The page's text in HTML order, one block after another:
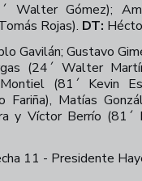
Walter Gómez);
Rojas). DT:
Gavilán; Gustavo
(24´ Walter
(81´ Kevin
Fariña), Matías
y Víctor Berrío (81´
11 - Presidente